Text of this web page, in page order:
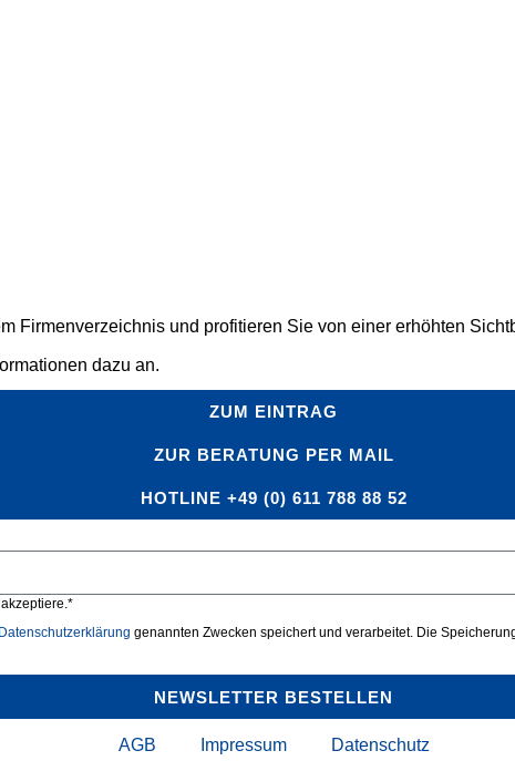
Firmenverzeichnis und profitieren Sie von einer erhöhten
dazu an.
ZUM EINTRAG
ZUR BERATUNG PER MAIL
HOTLINE +49 (0) 611 788 88 52
Datenschutzerklärung genannten Zwecken speichert und verarbeitet. Die
NEWSLETTER BESTELLEN
AGB Impressum Datenschutz